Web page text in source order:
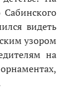
видеть
узором
на